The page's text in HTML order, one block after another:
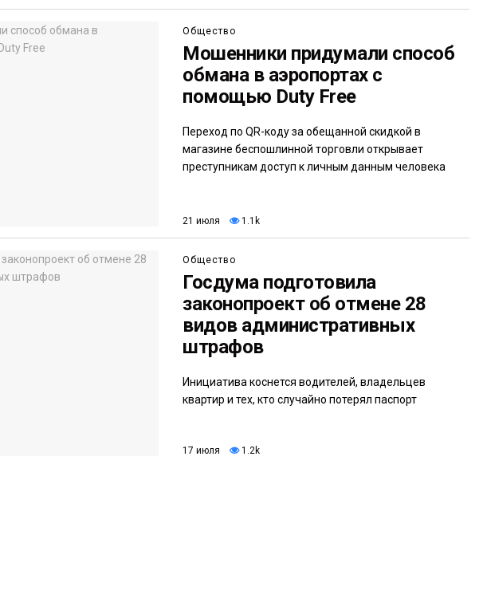
Общество
Мошенники придумали способ
обмана в аэропортах с
помощью Duty Free
Переход по QR-коду за обещанной скидкой в
магазине беспошлинной торговли открывает
преступникам доступ к личным данным человека
21 июля 1.1k
Общество
Госдума подготовила
законопроект об отмене 28
видов административных
штрафов
Инициатива коснется водителей, владельцев
квартир и тех, кто случайно потерял паспорт
17 июля 1.2k